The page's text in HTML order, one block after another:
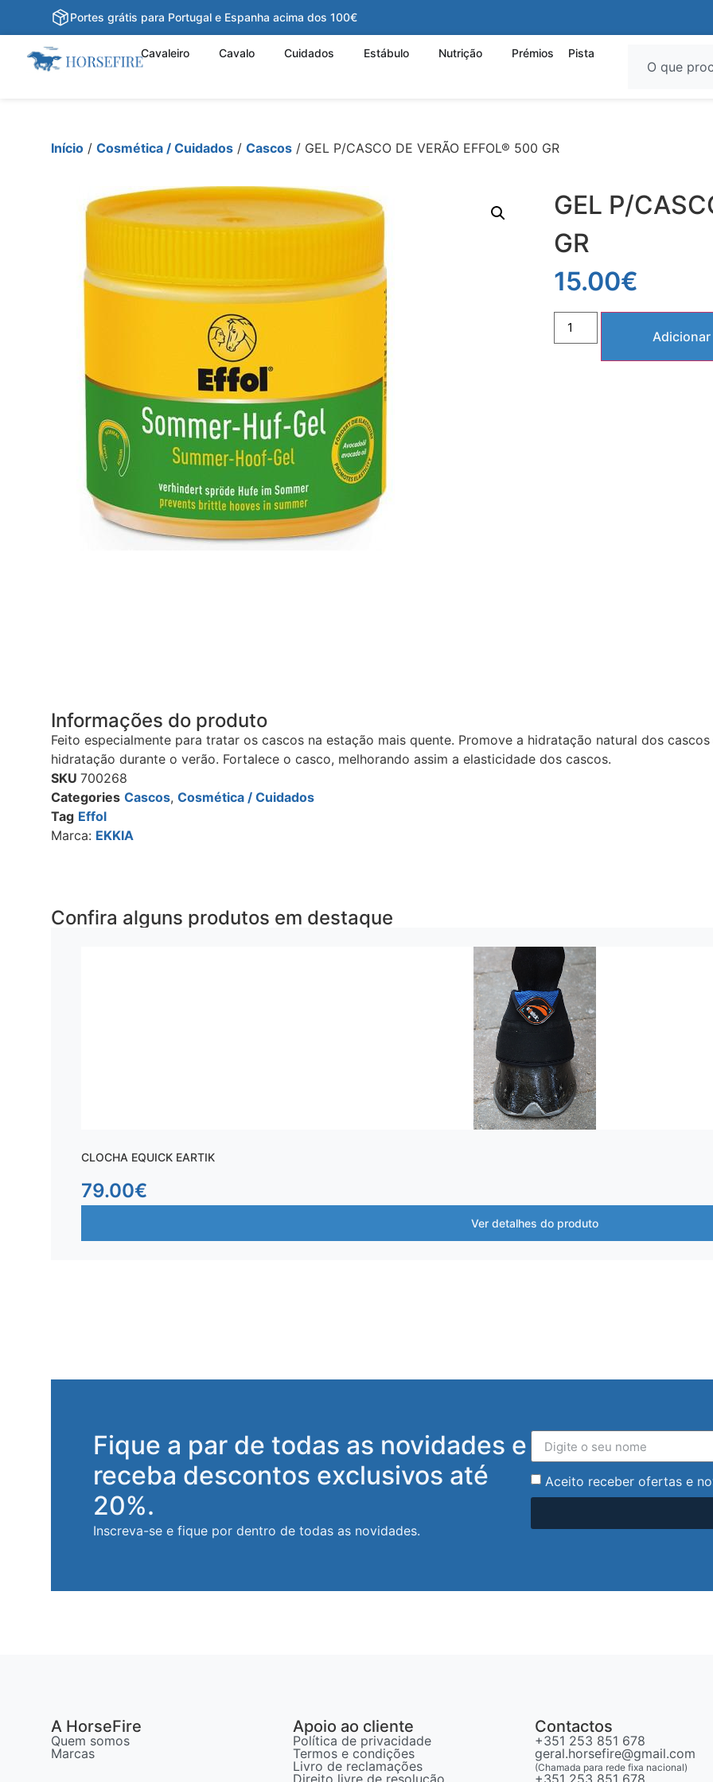
Portes grátis para Portugal e Espanha acima dos 100€
Cavaleiro Cavalo Cuidados Estábulo Nutrição Prémios Pista
Início / Cosmética / Cuidados / Cascos / GEL P/CASCO DE VERÃO EFFOL® 500 GR
GEL P/
GR
15.00€
Adicionar
Informações do produto
Feito especialmente para tratar os cascos na estação mais quente. Promove a hidratação natural dos
hidratação durante o verão. Fortalece o casco, melhorando assim a elasticidade dos cascos.
SKU 700268
Categories Cascos, Cosmética / Cuidados
Tag Effol
Marca: EKKIA
Confira alguns produtos em destaque
CLOCHA EQUICK EARTIK
79.00€
Ver detalhes do produto
Fique a par de todas as novidades e
receba descontos exclusivos até
20%.
Inscreva-se e fique por dentro de todas as novidades.
Aceito receber ofertas e
A HorseFire
Quem somos
Marcas
Apoio ao cliente
Política de privacidade
Termos e condições
Livro de reclamações
Contactos
+351 253 851 678
geral.horsefire@gmail.com
(Chamada para rede fixa nacional)